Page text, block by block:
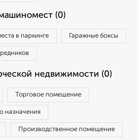
(0)
в паркинге Гаражные боксы
недвижимости (0)
Торговое помещение
назначения
Производственное помещение